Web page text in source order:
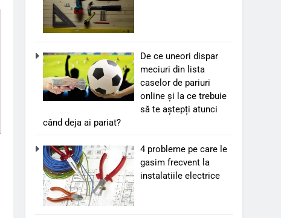
De ce uneori dispar
meciuri din lista
caselor de pariuri
online și la ce trebuie
să te aștepți atunci
când deja ai pariat?
4 probleme pe care le
gasim frecvent la
instalatiile electrice